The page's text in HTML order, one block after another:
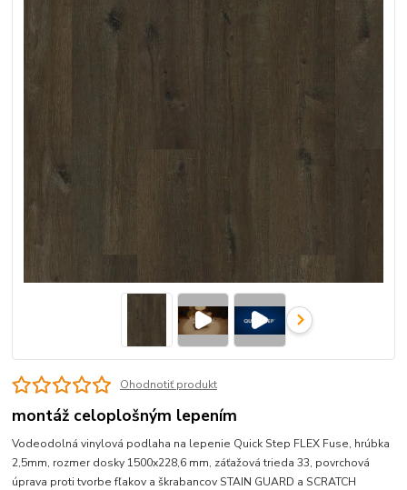
Ohodnotiť produkt
montáž celoplošným lepením
Vodeodolná vinylová podlaha na lepenie Quick Step FLEX Fuse, hrúbka
2,5mm, rozmer dosky 1500x228,6 mm, záťažová trieda 33, povrchová
úprava proti tvorbe fľakov a škrabancov STAIN GUARD a SCRATCH